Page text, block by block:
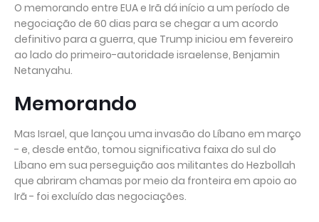
O memorando entre EUA e Irã dá início a um período de
negociação de 60 dias para se chegar a um acordo
definitivo para a guerra, que Trump iniciou em fevereiro
ao lado do primeiro-autoridade israelense, Benjamin
Netanyahu.
Memorando
Mas Israel, que lançou uma invasão do Líbano em março
- e, desde então, tomou significativa faixa do sul do
Líbano em sua perseguição aos militantes do Hezbollah
que abriram chamas por meio da fronteira em apoio ao
Irã - foi excluído das negociações.